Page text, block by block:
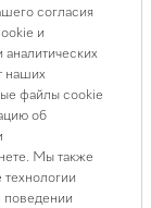
мм
х 500-524
согласия
и
наших
файлы cookie
об
Мы также